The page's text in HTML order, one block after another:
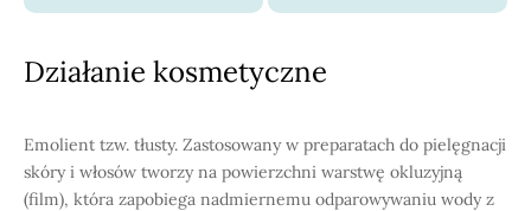
Działanie kosmetyczne
Emolient tzw. tłusty. Zastosowany w preparatach do pielęgnacji
skóry i włosów tworzy na powierzchni warstwę okluzyjną
(film), która zapobiega nadmiernemu odparowywaniu wody z